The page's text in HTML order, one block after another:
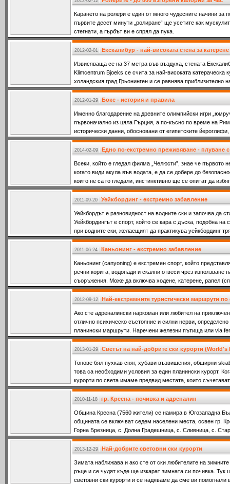
Карането на ролери е един от много чудесните начини
първите десет минути „ролиране“ ще усетите как
стегнати, а гърбът ви е спрял да пука.
2012-02-01 Екскалибур - най-високата стена за
Извисяваща се на 37 метра във въздуха, стената
Klimcentrum Bjoeks се счита за най-високата катераческа
холандския град Грьонинген и се равнява приблизително
етажна
2012-01-29 Бокс - история и правила
Именно благодарение на древните олимпийски игри
първоначално из цяла Гърция, а по-късно по време на
исторически данни, обосновани от египетските
Египет
2014-02-09 Едно по-екстремно преживяване - плуване
Всеки, който е гледал филма „Челюсти”, знае че първото
когато види акула във водата, е да се добере до
които не са го гледали, инстинктивно ще се опитат да
2011-09-20 Уейкбординг - екстремно забавление
Уейкбордът е разновидност на водните ски и започва да
Уейкбордингът е спорт, който се кара с дъска, подобна
при водните ски, желаещият да практикува уейкбординг
2011-06-24 Каньонинг - екстремно забавление
Каньонинг (canyoning) е екстремен спорт, който
речни корита, водопади и скални отвеси чрез използване
съоръжения. Може да включва ходене, катерене, рапел
скачане, плуване.
2012-09-12 Най-екстремните туристически маршрути по
Ако сте адреналински наркоман или любител на
отлично психическо състояние и силни нерви, определено
планински маршрути. Наречени железни пътища или via
2013-01-29 Светът на най-добрите ски курорти
Тонове бял пухкав сняг, хубави възвишения, обширни
това са необходими условия за един планински курорт.
курорти по света имаме предвид местата, които
2010-11-18 гр. Кресна - почивка и адреналин
Община Кресна (7560 жители) се намира в Югозападна
общината се включват седем населени места, освен гр.
Горна Брезница, с. Долна Градешница, с. Сливница, с.
обхваща
2013-12-29 Най-добрите световни ски курорти
Зимата наближава и ако сте от ски любителите на
ръце и се чудят къде ще изкарат зимната си почивка. Тук
световни ски курорти и се надяваме да сме ви помогнали